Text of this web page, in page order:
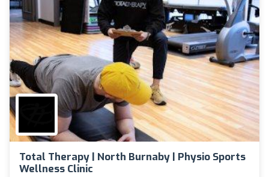
Total Therapy | North Burnaby | Physio Sports
Wellness Clinic